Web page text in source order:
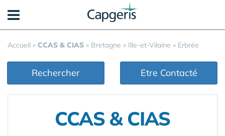
Accueil » CCAS & CIAS » Bretagne » Ille-et-Vilaine » Erbrée
Rechercher Etre Contacté
CCAS & CIAS